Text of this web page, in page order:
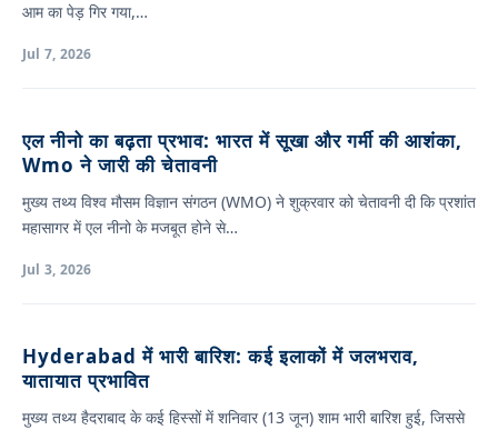
आम का पेड़ गिर गया,…
Jul 7, 2026
एल नीनो का बढ़ता प्रभाव: भारत में सूखा और गर्मी की आशंका,
Wmo ने जारी की चेतावनी
मुख्य तथ्य विश्व मौसम विज्ञान संगठन (WMO) ने शुक्रवार को चेतावनी दी कि प्रशांत
महासागर में एल नीनो के मजबूत होने से…
Jul 3, 2026
Hyderabad में भारी बारिश: कई इलाकों में जलभराव,
यातायात प्रभावित
मुख्य तथ्य हैदराबाद के कई हिस्सों में शनिवार (13 जून) शाम भारी बारिश हुई, जिससे